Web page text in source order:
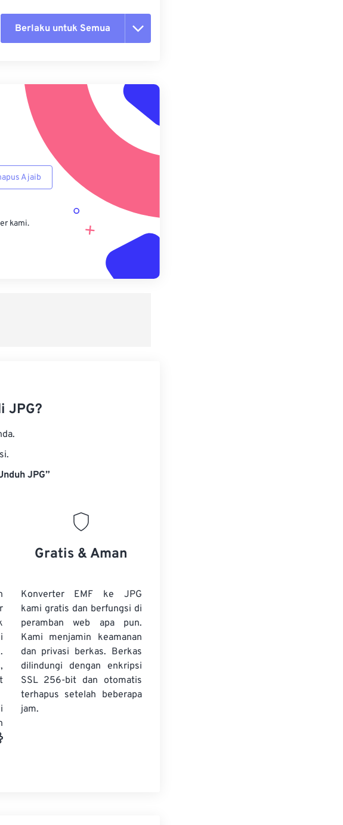
Berlaku untuk Semua
Terapkan dari Preset
Simpan sebagai Preset
Ajaib
kami.
JPG?
JPG”
Gratis & Aman
Konverter EMF ke JPG
kami gratis dan berfungsi di
peramban web apa pun.
Kami menjamin keamanan
dan privasi berkas. Berkas
dilindungi dengan enkripsi
SSL 256-bit dan otomatis
terhapus setelah beberapa
jam.